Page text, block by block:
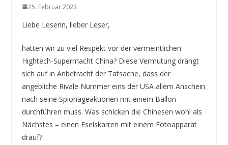
25. Februar 2023
Liebe Leserin, lieber Leser,
hatten wir zu viel Respekt vor der vermeintlichen
Hightech-Supermacht China? Diese Vermutung drängt
sich auf in Anbetracht der Tatsache, dass der
angebliche Rivale Nummer eins der USA allem Anschein
nach seine Spionageaktionen mit einem Ballon
durchführen muss. Was schicken die Chinesen wohl als
Nächstes – einen Eselskarren mit einem Fotoapparat
drauf?